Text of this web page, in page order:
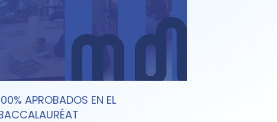
APROBADOS EN EL